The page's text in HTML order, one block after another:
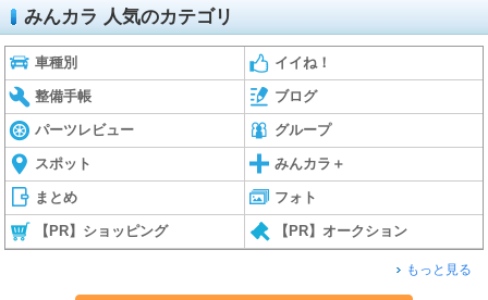
みんカラ 人気のカテゴリ
車種別 イイね！
整備手帳 ブログ
パーツレビュー グループ
スポット みんカラ＋
まとめ フォト
【PR】ショッピング 【PR】オークション
もっと見る